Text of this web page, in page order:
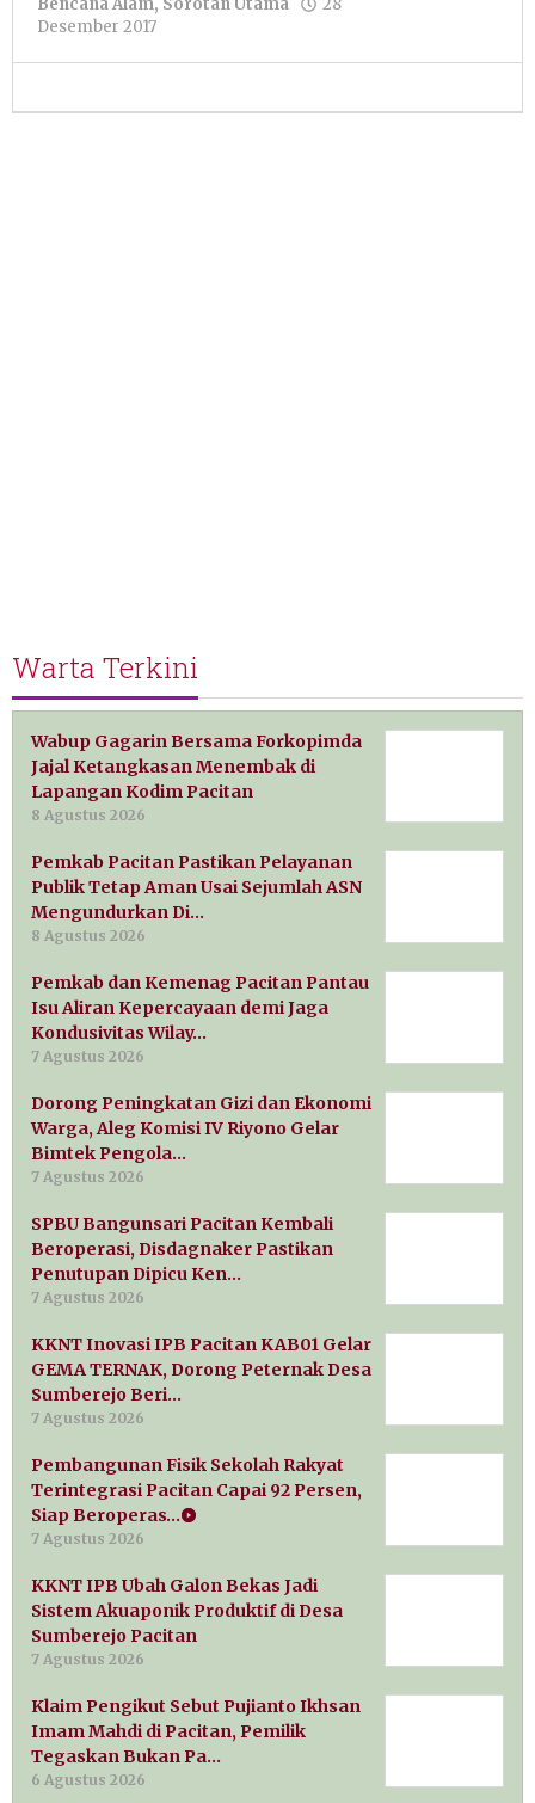
Bencana Alam, Sorotan Utama
28
Desember 2017
Warta Terkini
Wabup Gagarin Bersama Forkopimda
Jajal Ketangkasan Menembak di
Lapangan Kodim Pacitan
8 Agustus 2026
Pemkab Pacitan Pastikan Pelayanan
Publik Tetap Aman Usai Sejumlah ASN
Mengundurkan Di…
8 Agustus 2026
Pemkab dan Kemenag Pacitan Pantau
Isu Aliran Kepercayaan demi Jaga
Kondusivitas Wilay…
7 Agustus 2026
Dorong Peningkatan Gizi dan Ekonomi
Warga, Aleg Komisi IV Riyono Gelar
Bimtek Pengola…
7 Agustus 2026
SPBU Bangunsari Pacitan Kembali
Beroperasi, Disdagnaker Pastikan
Penutupan Dipicu Ken…
7 Agustus 2026
KKNT Inovasi IPB Pacitan KAB01 Gelar
GEMA TERNAK, Dorong Peternak Desa
Sumberejo Beri…
7 Agustus 2026
Pembangunan Fisik Sekolah Rakyat
Terintegrasi Pacitan Capai 92 Persen,
Siap Beroperas…
7 Agustus 2026
KKNT IPB Ubah Galon Bekas Jadi
Sistem Akuaponik Produktif di Desa
Sumberejo Pacitan
7 Agustus 2026
Klaim Pengikut Sebut Pujianto Ikhsan
Imam Mahdi di Pacitan, Pemilik
Tegaskan Bukan Pa…
6 Agustus 2026